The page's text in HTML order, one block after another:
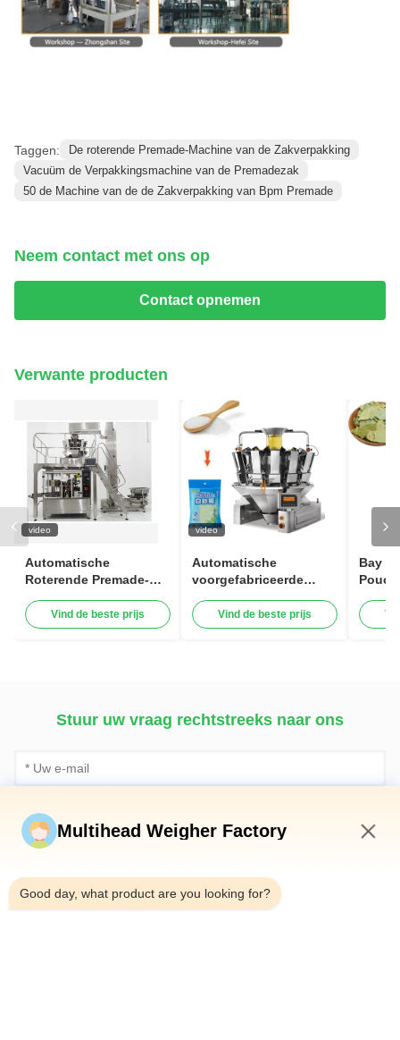
Taggen:
De roterende Premade-Machine van de Zakverpakking
Vacuüm de Verpakkingsmachine van de Premadezak
50 de Machine van de de Zakverpakking van Bpm Premade
Neem contact met ons op
Contact opnemen
Verwante producten
video
Automatische
Roterende Premade-
van de
Machinedoypack van
de Zakverpakking
Vind de beste prijs
video
Automatische
voorgefabriceerde
zakverpakkingsmachine
rits opstaande zak
suikergranulaat zout
Vind de beste prijs
Bay
zak
Stuur uw vraag rechtstreeks naar ons
Multihead Weigher Factory
Good day, what product are you looking for?